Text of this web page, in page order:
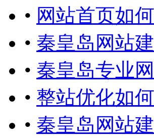
• 网站首页如
• 秦皇岛网站
• 秦皇岛专业
• 整站优化如
• 秦皇岛网站